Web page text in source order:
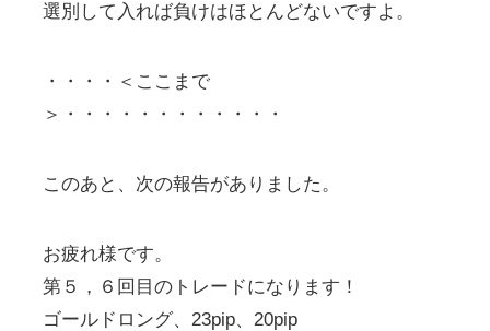
選別して入れば負けはほとんどないですよ。
・・・・＜ここまで
＞・・・・・・・・・・・・
このあと、次の報告がありました。
お疲れ様です。
第５，６回目のトレードになります！
ゴールドロング、23pip、20pip